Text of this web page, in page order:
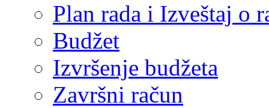
Plan rada i Izveštaj o
Budžet
Izvršenje budžeta
Završni račun